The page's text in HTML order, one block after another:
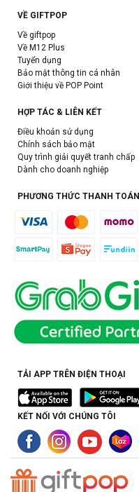
VỀ GIFTPOP
Về giftpop
Về M12 Plus
Tuyển dụng
Bảo mật thông tin cá nhân
Giới thiệu về POP Point
HỢP TÁC & LIÊN KẾT
Điều khoản sử dụng
Chính sách bảo mật
Quy trình giải quyết tranh chấp
Dành cho doanh nghiệp
PHƯƠNG THỨC THANH TOÁN
TẢI APP TRÊN ĐIỆN THOẠI
KẾT NỐI VỚI CHÚNG TÔI